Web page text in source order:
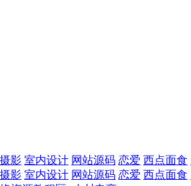
影 室内设计 网站源码 恋爱 西点面食
影 室内设计 网站源码 恋爱 西点面食